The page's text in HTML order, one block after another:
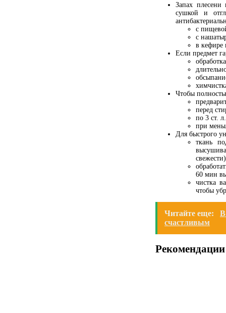
Запах плесени
сушкой и
с
с
в кефире
Если предмет
Чтобы
перед
по 3 ст.
при
Для быстрого
ткань
60 мин
чистка
чтобы
Читайте еще:
В
счастливым